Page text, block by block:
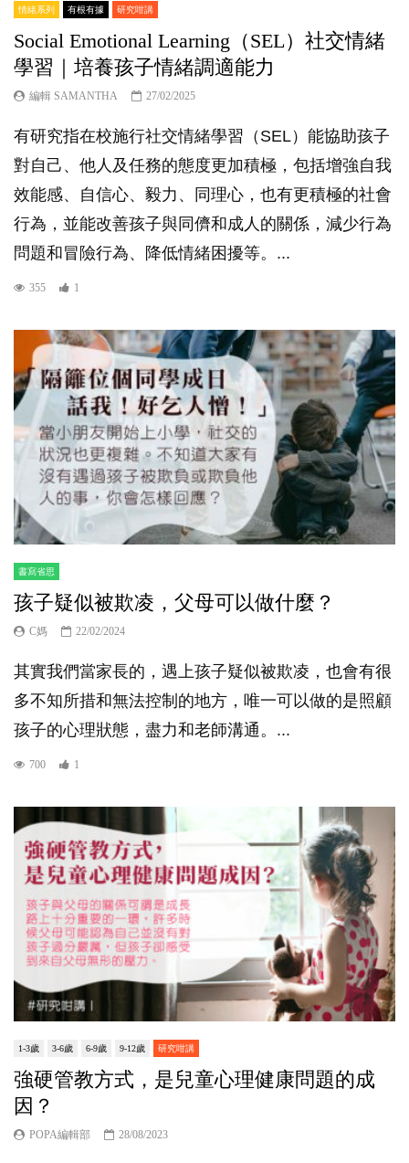
情緒系列 有根有據 研究咁講
Social Emotional Learning（SEL）社交情緒
學習｜培養孩子情緒調適能力
編輯 SAMANTHA 27/02/2025
有研究指在校施行社交情緒學習（SEL）能協助孩子
對自己、他人及任務的態度更加積極，包括增強自我
效能感、自信心、毅力、同理心，也有更積極的社會
行為，並能改善孩子與同儕和成人的關係，減少行為
問題和冒險行為、降低情緒困擾等。...
355 1
書寫省思
孩子疑似被欺凌，父母可以做什麼？
C媽 22/02/2024
其實我們當家長的，遇上孩子疑似被欺凌，也會有很
多不知所措和無法控制的地方，唯一可以做的是照顧
孩子的心理狀態，盡力和老師溝通。...
700 1
1-3歲 3-6歲 6-9歲 9-12歲 研究咁講
強硬管教方式，是兒童心理健康問題的成
因？
POPA編輯部 28/08/2023